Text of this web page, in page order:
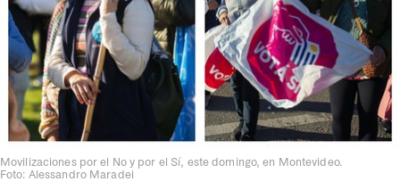
Movilizaciones por el No y por el Sí, este domingo, en Montevideo.
Foto: Alessandro Maradei